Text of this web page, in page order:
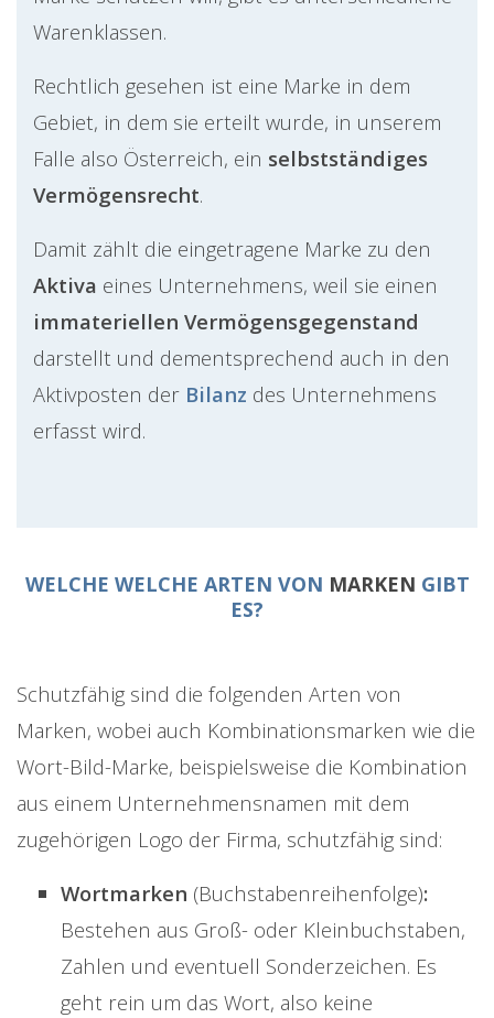
Warenklassen.
Rechtlich gesehen ist eine Marke in dem
Gebiet, in dem sie erteilt wurde, in unserem
Falle also Österreich, ein selbstständiges
Vermögensrecht.
Damit zählt die eingetragene Marke zu den
Aktiva eines Unternehmens, weil sie einen
immateriellen Vermögensgegenstand
darstellt und dementsprechend auch in den
Aktivposten der Bilanz des Unternehmens
erfasst wird.
WELCHE WELCHE ARTEN VON MARKEN GIBT
ES?
Schutzfähig sind die folgenden Arten von
Marken, wobei auch Kombinationsmarken wie die
Wort-Bild-Marke, beispielsweise die Kombination
aus einem Unternehmensnamen mit dem
zugehörigen Logo der Firma, schutzfähig sind:
Wortmarken (Buchstabenreihenfolge):
Bestehen aus Groß- oder Kleinbuchstaben,
Zahlen und eventuell Sonderzeichen. Es
geht rein um das Wort, also keine